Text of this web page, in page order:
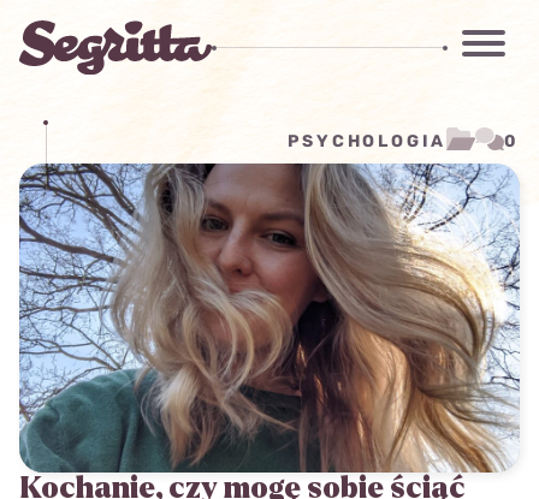
0
PSYCHOLOGIA
Kochanie, czy mogę sobie ściąć